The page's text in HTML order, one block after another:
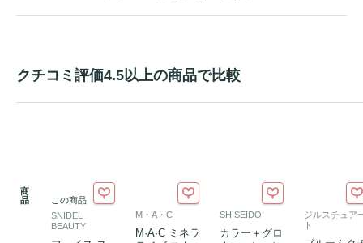
クチコミ評価4.5以上の商品で比較
商
品
この商品
SNIDEL
BEAUTY
M・A・C
M·A·C ミネラ
SHISEIDO
カラー＋グロ
ジルスチュア
ト